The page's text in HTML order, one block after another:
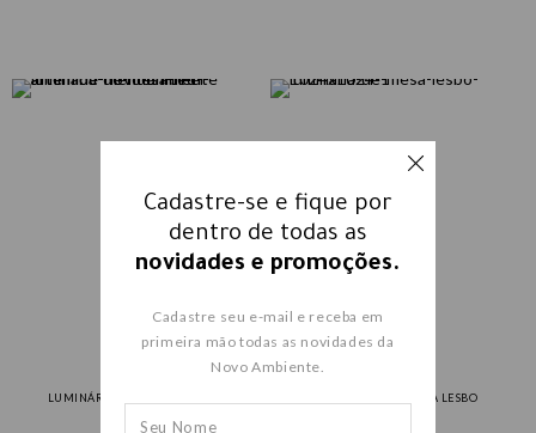
LUMINÁRIA DE MESA MENDORI LUMINÁRIA DE MESA LESBO
Cadastre-se e fique por
dentro de todas as
novidades e promoções.
Cadastre seu e-mail e receba em
primeira mão todas as novidades da
Novo Ambiente.